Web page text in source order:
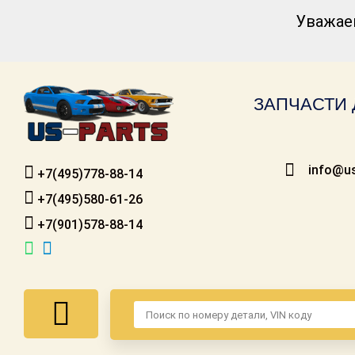
ЗАПЧАСТИ
+7(495)778-88-14
+7(495)580-61-26
+7(901)578-88-14
Доставка